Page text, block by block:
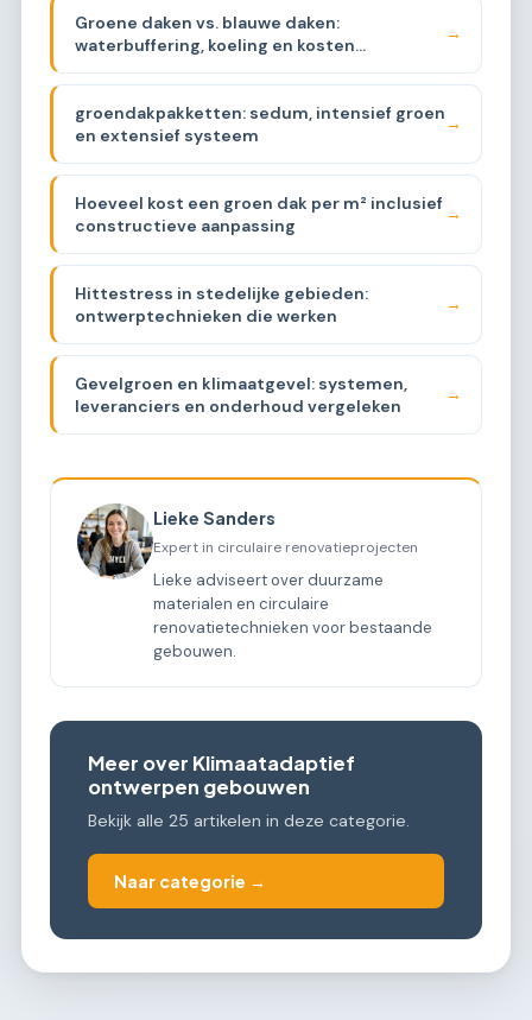
Groene daken vs. blauwe daken:
waterbuffering, koeling en kosten
vergeleken
→
groendakpakketten: sedum, intensief groen
en extensief systeem
→
Hoeveel kost een groen dak per m² inclusief
constructieve aanpassing
→
Hittestress in stedelijke gebieden:
ontwerptechnieken die werken
→
Gevelgroen en klimaatgevel: systemen,
leveranciers en onderhoud vergeleken
→
Lieke Sanders
Expert in circulaire renovatieprojecten
Lieke adviseert over duurzame
materialen en circulaire
renovatietechnieken voor bestaande
gebouwen.
Meer over Klimaatadaptief
ontwerpen gebouwen
Bekijk alle 25 artikelen in deze categorie.
Naar categorie →